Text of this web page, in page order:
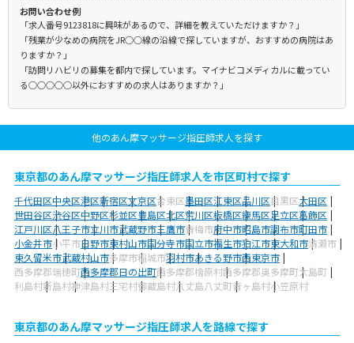
お問い合わせ例
「求人番号9123818に興味があるので、詳細を教えていただけますか？」
「残業が少なめの病院をJR○○線の沿線で探していますが、おすすめの病院はあ
りますか？」
「訪問リハビリの募集を都内で探しています。マイナビコメディカルに載ってい
る○○○○○以外におすすめの求人はありますか？」
他のあん摩マッサージ指圧師求人を探す
東京都のあん摩マッサージ指圧師求人を市区町村で探す
千代田区中央区港区新宿区文京区台東区墨田区江東区品川区目黒区大田区
世田谷区渋谷区中野区杉並区豊島区北区荒川区板橋区練馬区足立区葛飾区
江戸川区八王子市立川市武蔵野市三鷹市青梅市府中市昭島市調布市町田市
小金井市小平市日野市東村山市国分寺市国立市福生市狛江市東大和市清瀬市
東久留米市武蔵村山市多摩市稲城市羽村市あきる野市西東京市
西多摩郡瑞穂町西多摩郡日の出町西多摩郡檜原村西多摩郡奥多摩町大島町
利島村新島村神津島村三宅村御蔵島村八丈島八丈町青ヶ島村小笠原村
東京都のあん摩マッサージ指圧師求人を路線で探す